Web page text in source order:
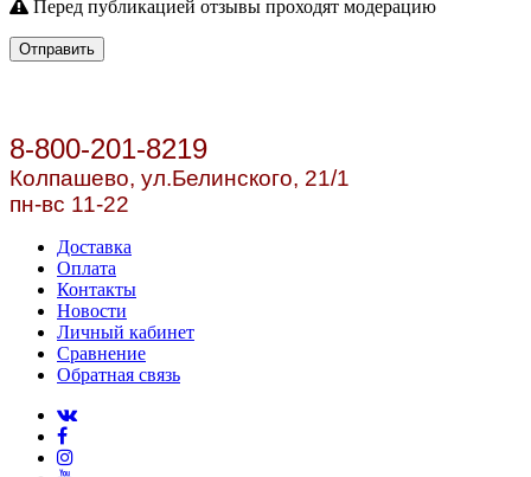
Перед публикацией отзывы проходят модерацию
Отправить
8-800-201-8219
Колпашево, ул.Белинского, 21/1
пн-вс 11-22
Доставка
Оплата
Контакты
Новости
Личный кабинет
Сравнение
Обратная связь